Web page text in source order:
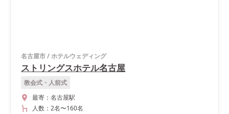
名古屋市/ホテルウェディング
ストリングスホテル名古屋
教会式・人前式
最寄： 名古屋駅
人数： 2名〜160名